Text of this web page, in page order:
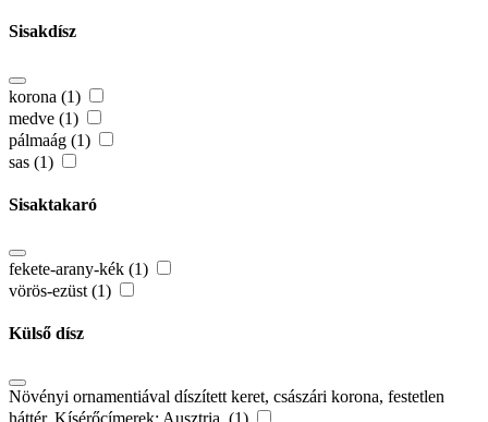
Sisakdísz
korona (1)
medve (1)
pálmaág (1)
sas (1)
Sisaktakaró
fekete-arany-kék (1)
vörös-ezüst (1)
Külső dísz
Növényi ornamentiával díszített keret, császári korona, festetlen
háttér. Kísérőcímerek: Ausztria. (1)